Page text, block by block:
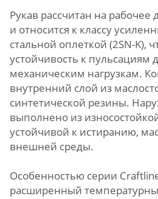
Рукав рассчитан на рабочее
и относится к классу
стальной оплеткой (2SN-K),
устойчивость к пульсациям
механическим нагрузкам.
внутренний слой из
синтетической резины.
выполнено из
устойчивой к истиранию,
внешней среды.
Особенностью серии
расширенный